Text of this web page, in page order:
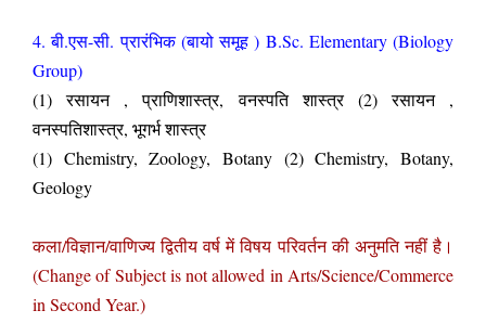
4. बी.एस-सी. प्रारंभिक (बायो समूह ) B.Sc. Elementary (Biology
Group)
(1) रसायन , प्राणिशास्त्र, वनस्पति शास्त्र (2) रसायन ,
वनस्पतिशास्त्र, भूगर्भ शास्त्र
(1) Chemistry, Zoology, Botany (2) Chemistry, Botany,
Geology
कला/विज्ञान/वाणिज्य द्वितीय वर्ष में विषय परिवर्तन की अनुमति नहीं है।
(Change of Subject is not allowed in Arts/Science/Commerce
in Second Year.)